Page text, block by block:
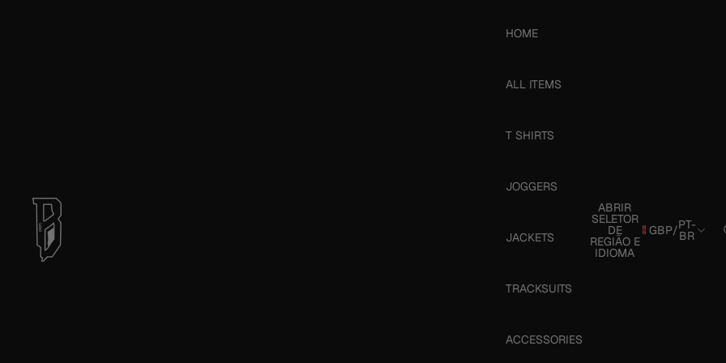
HOME
ALL ITEMS
T SHIRTS
JOGGERS
JACKETS
TRACKSUITS
ACCESSORIES
ABRIR
SELETOR
DE
REGIÃO E
IDIOMA
GBP/PT-
BR